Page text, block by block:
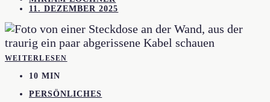
11. DEZEMBER 2025
WEITERLESEN
10 MIN
PERSÖNLICHES